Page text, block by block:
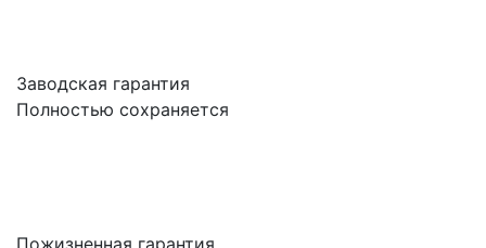
Заводская гарантия
Полностью сохраняется
Пожизненная гарантия